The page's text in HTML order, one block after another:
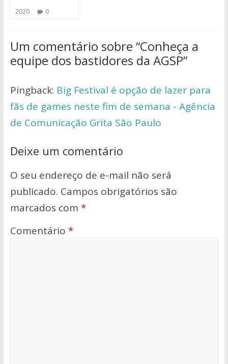
2020
0
Um comentário sobre “Conheça a
equipe dos bastidores da AGSP”
Pingback: Big Festival é opção de lazer para
fãs de games neste fim de semana - Agência
de Comunicação Grita São Paulo
Deixe um comentário
O seu endereço de e-mail não será
publicado. Campos obrigatórios são
marcados com *
Comentário *